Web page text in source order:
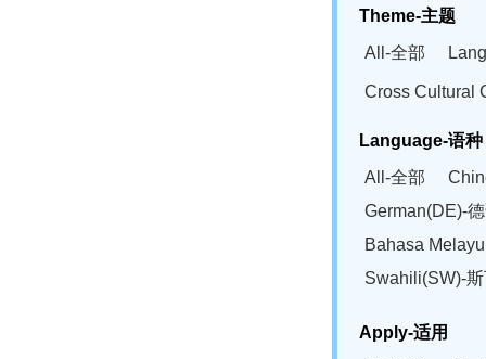
Theme-主题
All-全部
Cross Cultural
Language-语种
All-全部
German(DE)-
Bahasa
Swahili(SW)-
Apply-适用